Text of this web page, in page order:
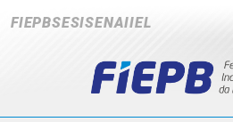
FIEPBSESISENAIIEL